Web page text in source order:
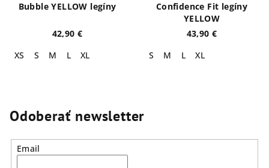
Bubble YELLOW legíny
42,90 €
XS
S M L XL
Confidence Fit legíny
YELLOW
43,90 €
S
M L XL
Odoberať newsletter
Email